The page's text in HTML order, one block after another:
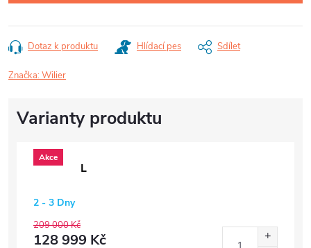
Dotaz k produktu Hlídací pes Sdílet
Značka:Wilier
Akce
L
2 - 3 Dny
209 000 Kč
128 999 Kč